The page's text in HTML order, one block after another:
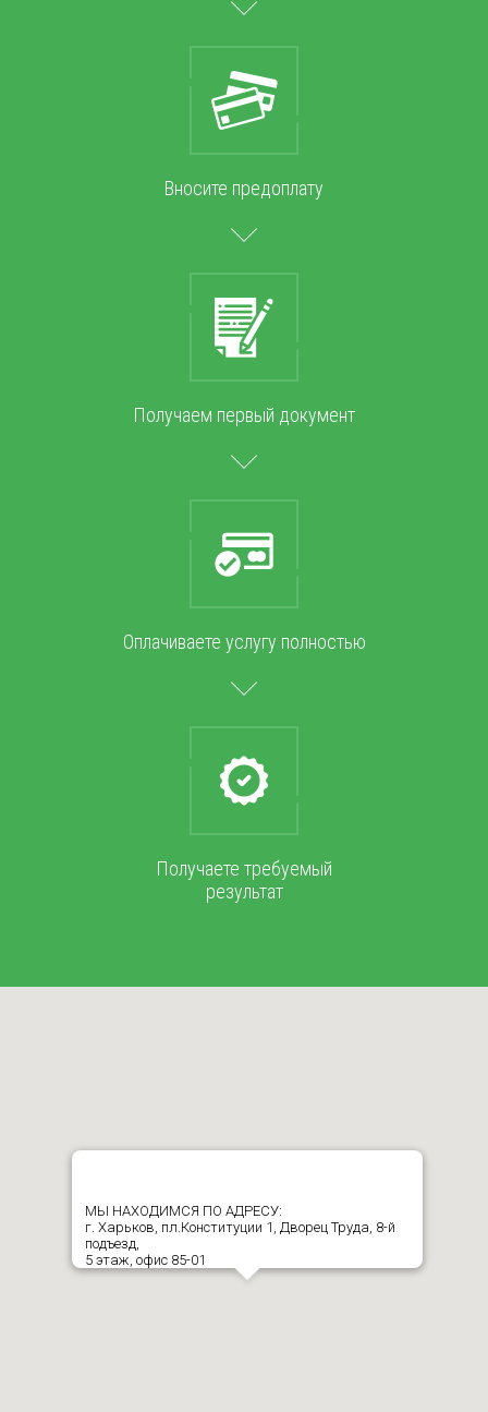
Вносите предоплату
Получаем первый документ
Оплачиваете услугу полностью
Получаете требуемый
результат
МЫ НАХОДИМСЯ ПО АДРЕСУ:
г. Харьков, пл.Конституции 1, Дворец Труда, 8-й
подъезд,
5 этаж, офис 85-01